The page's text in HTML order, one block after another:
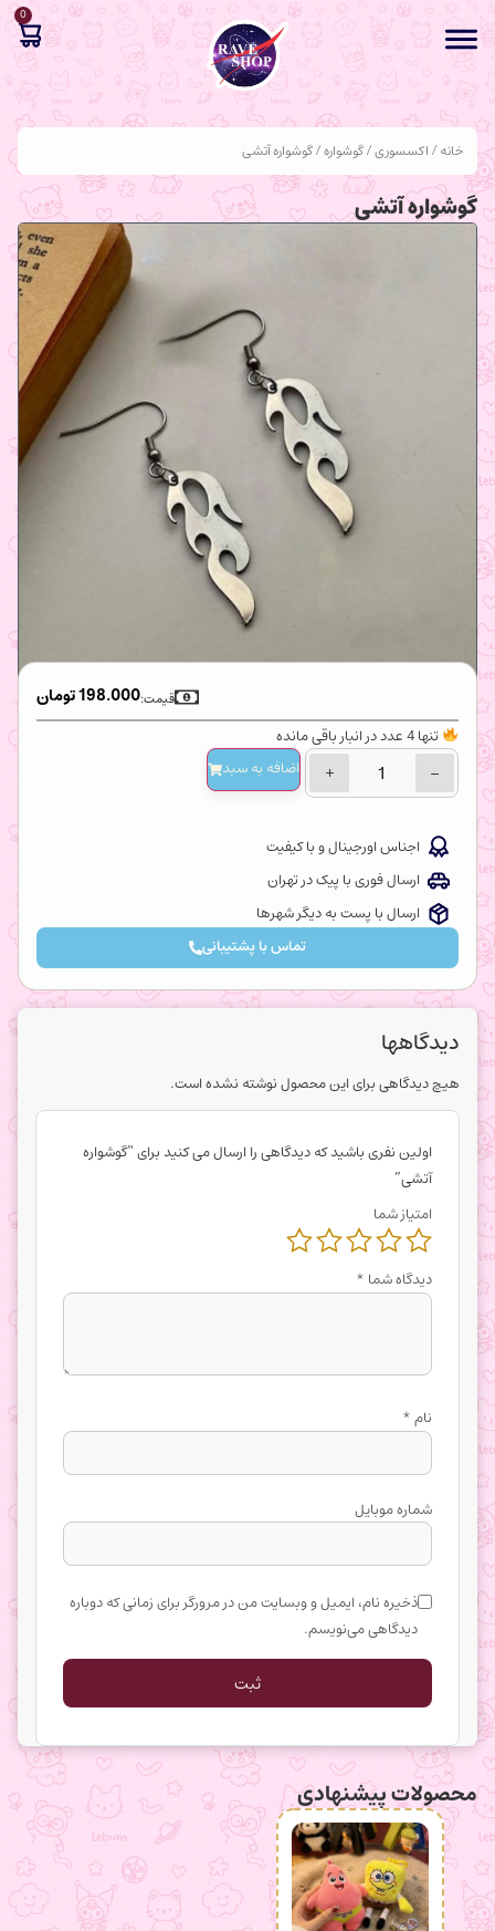
0
خانه/اکسسوری/گوشواره/ گوشواره آتشی
گوشواره آتشی
198.000تومان قیمت:
تنها 4 عدد در انبار باقی مانده
−
+ اضافه‌ به سبد
اجناس اورجینال و با کیفیت
ارسال فوری با پیک در تهران
ارسال با پست به دیگر شهرها
تماس با پشتیبانی
دیدگاهها
هیچ دیدگاهی برای این محصول نوشته نشده است.
اولین نفری باشید که دیدگاهی را ارسال می کنید برای “گوشواره
آتشی”
امتیاز شما
دیدگاه شما *
نام*
شماره موبایل
ذخیره نام، ایمیل و وبسایت من در مرورگر برای زمانی که دوباره
دیدگاهی می‌نویسم.
محصولات پیشنهادی